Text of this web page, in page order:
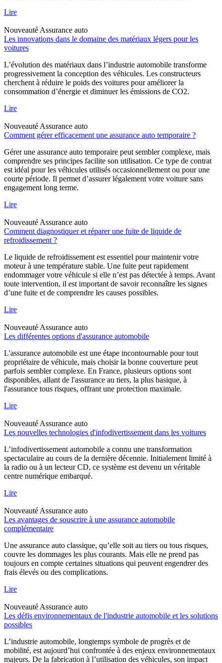
Lire
Nouveauté Assurance auto
Les innovations dans le domaine des matériaux légers pour les
voitures
L’évolution des matériaux dans l’industrie automobile transforme
progressivement la conception des véhicules. Les constructeurs
cherchent à réduire le poids des voitures pour améliorer la
consommation d’énergie et diminuer les émissions de CO2.
Lire
Nouveauté Assurance auto
Comment gérer efficacement une assurance auto temporaire ?
Gérer une assurance auto temporaire peut sembler complexe, mais
comprendre ses principes facilite son utilisation. Ce type de contrat
est idéal pour les véhicules utilisés occasionnellement ou pour une
courte période. Il permet d’assurer légalement votre voiture sans
engagement long terme.
Lire
Nouveauté Assurance auto
Comment diagnostiquer et réparer une fuite de liquide de
refroidissement ?
Le liquide de refroidissement est essentiel pour maintenir votre
moteur à une température stable. Une fuite peut rapidement
endommager votre véhicule si elle n’est pas détectée à temps. Avant
toute intervention, il est important de savoir reconnaître les signes
d’une fuite et de comprendre les causes possibles.
Lire
Nouveauté Assurance auto
Les différentes options d'assurance automobile
L'assurance automobile est une étape incontournable pour tout
propriétaire de véhicule, mais choisir la bonne couverture peut
parfois sembler complexe. En France, plusieurs options sont
disponibles, allant de l'assurance au tiers, la plus basique, à
l'assurance tous risques, offrant une protection maximale.
Lire
Nouveauté Assurance auto
Les nouvelles technologies d'infodivertissement dans les voitures
L’infodivertissement automobile a connu une transformation
spectaculaire au cours de la dernière décennie. Initialement limité à
la radio ou à un lecteur CD, ce système est devenu un véritable
centre numérique embarqué.
Lire
Nouveauté Assurance auto
Les avantages de souscrire à une assurance automobile
complémentaire
Une assurance auto classique, qu’elle soit au tiers ou tous risques,
couvre les dommages les plus courants. Mais elle ne prend pas
toujours en compte certaines situations qui peuvent engendrer des
frais élevés ou des complications.
Lire
Nouveauté Assurance auto
Les défis environnementaux de l'industrie automobile et les solutions
possibles
L’industrie automobile, longtemps symbole de progrès et de
mobilité, est aujourd’hui confrontée à des enjeux environnementaux
majeurs. De la fabrication à l’utilisation des véhicules, son impact